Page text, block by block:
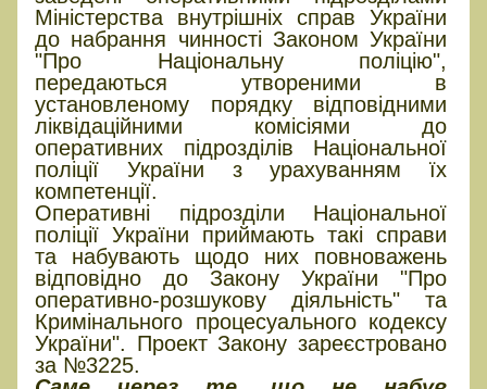
Міністерства внутрішніх справ України
до набрання чинності Законом України
"Про Національну поліцію",
передаються утвореними в
установленому порядку відповідними
ліквідаційними комісіями до
оперативних підрозділів Національної
поліції України з урахуванням їх
компетенції.
Оперативні підрозділи Національної
поліції України приймають такі справи
та набувають щодо них повноважень
відповідно до Закону України "Про
оперативно-розшукову діяльність" та
Кримінального процесуального кодексу
України". Проект Закону зареєстровано
за №3225.